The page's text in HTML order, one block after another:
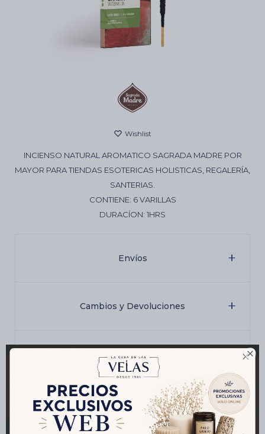

INCIENSO NATURAL AROMATICO SAGRADA MADRE POR
MAYOR PARA TIENDAS ESOTERICAS HOLISTICAS, REGALERÍA,
SANTERIAS.
CONTIENE: 6 VARILLAS
DURACÍON: 1HRS
Envíos
Cambios y Devoluciones
Medios de pago
Artículos Esotéricos